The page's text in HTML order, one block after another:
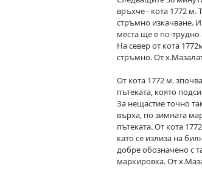
връхче - кота 1772 м.
стръмно изкачване.
места ще е по-
На север от кота
стръмно. От
От кота 1772 м.
пътеката, която
За нещастие точно
върха, по зимната
пътеката. От кота
като се излиза на
добре обозначено с
маркировка. От